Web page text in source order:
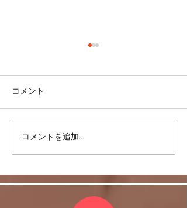
ヒラソル銀座からのお知
らせ/3/13以降の件
コメント
コメントを追加…